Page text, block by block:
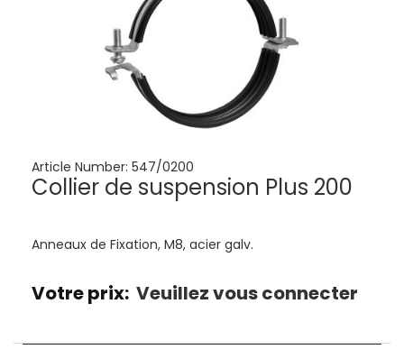
Article Number: 547/0200
Collier de suspension Plus 200
Anneaux de Fixation, M8, acier galv.
Votre prix: Veuillez vous connecter